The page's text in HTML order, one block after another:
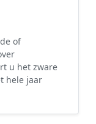
of
u het zware
hele jaar